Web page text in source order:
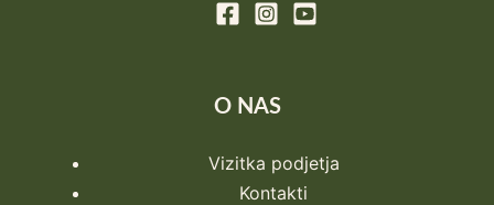
O NAS
Vizitka podjetja
Kontakti